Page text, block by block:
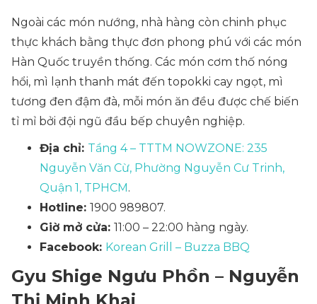
Ngoài các món nướng, nhà hàng còn chinh phục
thực khách bằng thực đơn phong phú với các món
Hàn Quốc truyền thống. Các món cơm thố nóng
hổi, mì lạnh thanh mát đến topokki cay ngọt, mì
tương đen đậm đà, mỗi món ăn đều được chế biến
tỉ mỉ bởi đội ngũ đầu bếp chuyên nghiệp.
Địa chỉ: Tầng 4 – TTTM NOWZONE: 235
Nguyễn Văn Cừ, Phường Nguyễn Cư Trinh,
Quận 1, TPHCM.
Hotline: 1900 989807.
Giờ mở cửa: 11:00 – 22:00 hàng ngày.
Facebook: Korean Grill – Buzza BBQ
Gyu Shige Ngưu Phồn – Nguyễn